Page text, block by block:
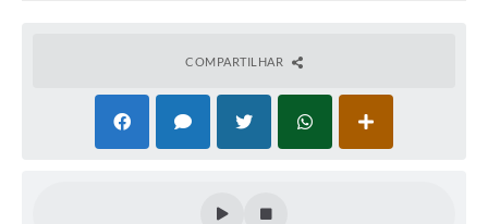
Serviços Online
Telefones Úteis
COMPARTILHAR